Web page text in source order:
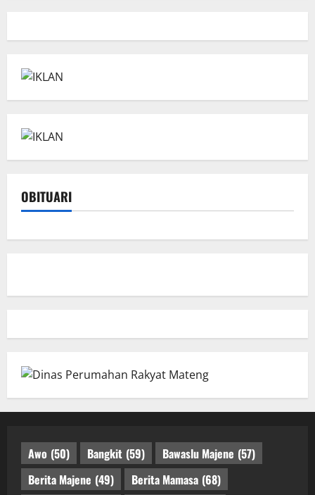
OBITUARI
Awo (50) Bangkit (59) Bawaslu Majene (57)
Berita Majene (49) Berita Mamasa (68)